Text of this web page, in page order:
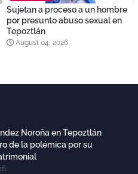
Sujetan a proceso a un hombre
por presunto abuso sexual en
Tepoztlán
August 04, 2026
Noroña en Tepoztlán
de la polémica por su